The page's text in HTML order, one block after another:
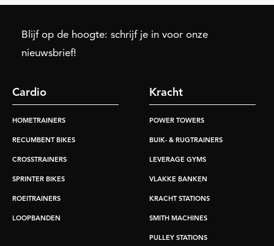
Blijf op de hoogte: schrijf je in voor onze
nieuwsbrief!
Cardio
HOMETRAINERS
RECUMBENT BIKES
CROSSTRAINERS
SPRINTER BIKES
ROEITRAINERS
LOOPBANDEN
Kracht
POWER TOWERS
BUIK- & RUGTRAINERS
LEVERAGE GYMS
VLAKKE BANKEN
KRACHT STATIONS
SMITH MACHINES
PULLEY STATIONS